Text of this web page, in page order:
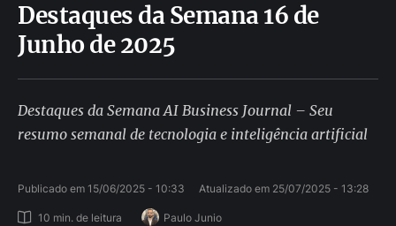
Destaques da Semana 16 de
Junho de 2025
Destaques da Semana AI Business Journal – Seu
resumo semanal de tecnologia e inteligência artificial
Publicado em 15/06/2025 - 10:33 Atualizado em 25/07/2025 - 13:28
10 min. de leitura Paulo Junio